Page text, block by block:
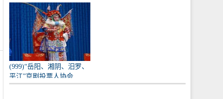
龙”训练成果的表演
(999)“岳阳、湘阴、汨罗、
平江”京剧投票人协会